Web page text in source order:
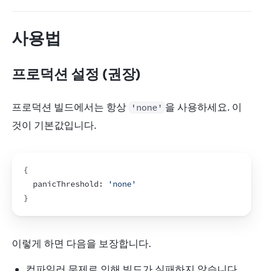
사용법
프로덕션 설정 (권장)
프로덕션 빌드에서는 항상 'none' 을 사용하세요. 이
것이 기본값입니다.
{
  panicThreshold
:
'none'
}
이렇게 하면 다음을 보장합니다.